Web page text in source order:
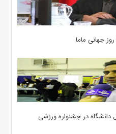
جهانی ماما
دانشگاه در جشنواره ورزشی